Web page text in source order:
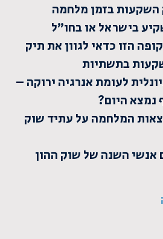
השקעות בזמן מלחמה
בישראל או בחו”ל
הזו כדאי לגוון את תיק
בתשתיות
לעומת אנרגיה ירוקה –
נמצא היום?
המלחמה על עתיד שוק
אנשי השנה של שוק ההון